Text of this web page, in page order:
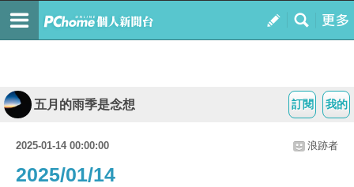
我的
訂閱
五月的雨季是念想
2025-01-14 00:00:00 浪跡者
2025/01/14